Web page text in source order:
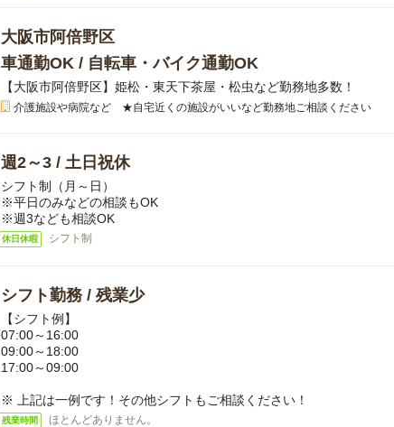
大阪市阿倍野区
車通勤OK / 自転車・バイク通勤OK
【大阪市阿倍野区】姫松・東天下茶屋・松虫など勤務地多数！
介護施設や病院など ★自宅近くの施設がいいなど勤務地ご相談ください
週2～3 / 土日祝休
シフト制（月～日）
※平日のみなどの相談もOK
※週3なども相談OK
休日休暇 シフト制
シフト勤務 / 残業少
【シフト例】
07:00～16:00
09:00～18:00
17:00～09:00
※ 上記は一例です！その他シフトもご相談ください！
残業時間 ほとんどありません。